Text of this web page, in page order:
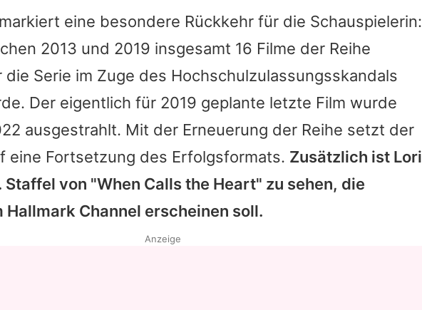
eine besondere Rückkehr für die Schauspielerin:
2013 und 2019 insgesamt 16 Filme der Reihe
Serie im Zuge des Hochschulzulassungsskandals
Der eigentlich für 2019 geplante letzte Film wurde
ausgestrahlt. Mit der Erneuerung der Reihe setzt der
eine Fortsetzung des Erfolgsformats. Zusätzlich ist Lori
Staffel von "When Calls the Heart" zu sehen, die
Hallmark Channel erscheinen soll.
Anzeige